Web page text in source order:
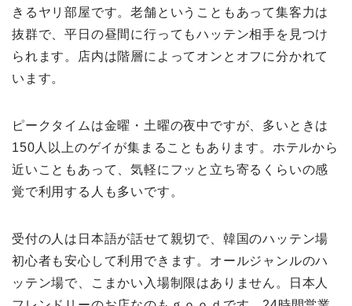
きるヤリ部屋です。老舗ということもあって集客力は
抜群で、平日の昼間に行ってもハッテン相手を見つけ
られます。店内は階層によってオンとオフに分かれて
います。
ピークタイムは金曜・土曜の夜中ですが、多いときは
150人以上のゲイが集まることもあります。ホテルから
近いこともあって、気軽にフッと立ち寄るくらいの感
覚で利用する人も多いです。
受付の人は日本語が話せて親切で、韓国のハッテン場
初心者も安心して利用できます。オールジャンルのハ
ッテン場で、こまかい入場制限はありません。日本人